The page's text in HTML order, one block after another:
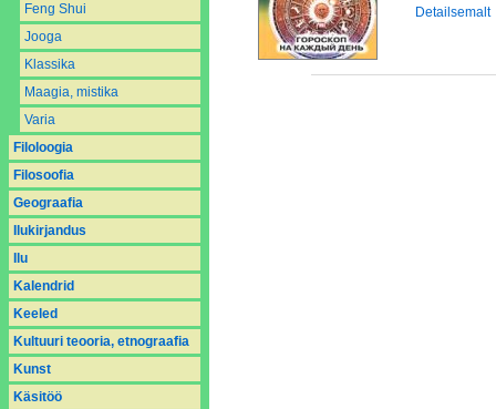
Feng Shui
Jooga
Klassika
Maagia, mistika
Varia
Filoloogia
Filosoofia
Geograafia
Ilukirjandus
Ilu
Kalendrid
Keeled
Kultuuri teooria, etnograafia
Kunst
Käsitöö
Detailsemalt